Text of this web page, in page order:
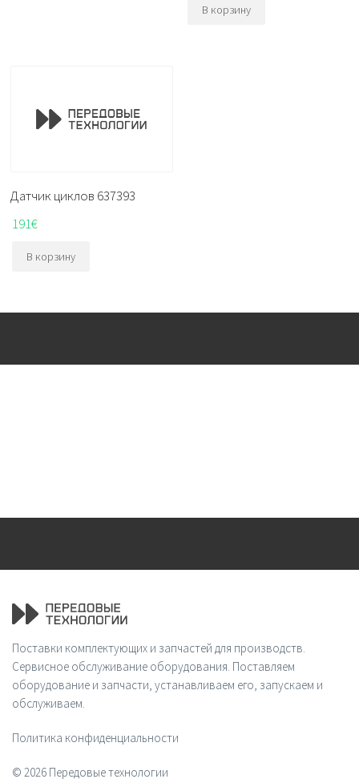
В корзину
Датчик циклов 637393
191€
В корзину
Поставки комплектующих и запчастей для производств.
Сервисное обслуживание оборудования. Поставляем
оборудование и запчасти, устанавливаем его, запускаем и
обслуживаем.
Политика конфиденциальности
© 2026 Передовые технологии